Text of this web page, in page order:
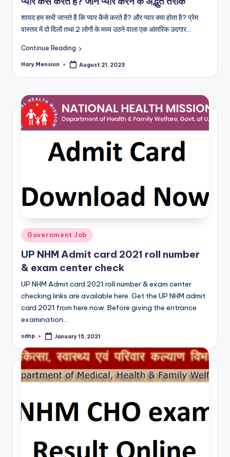
शायद हम सभी जानते हैं कि प्यार कैसे करते हैं? और प्यार क्या होता है? प्रेम
वास्तव में दो दिलों तथा 2 लोगों के मध्य उठने वाला एक आंतरिक उदगार…
Continue Reading
Posted
Hary Mension August 21, 2023
Posted
in
Government Job
UP NHM Admit card 2021 roll number
& exam center check
UP NHM Admit card 2021 roll number & exam center
checking links are available here. Get the UP NHM admit
card 2021 from here now. Before giving the entrance
examination…
Posted
sdnp January 15, 2021